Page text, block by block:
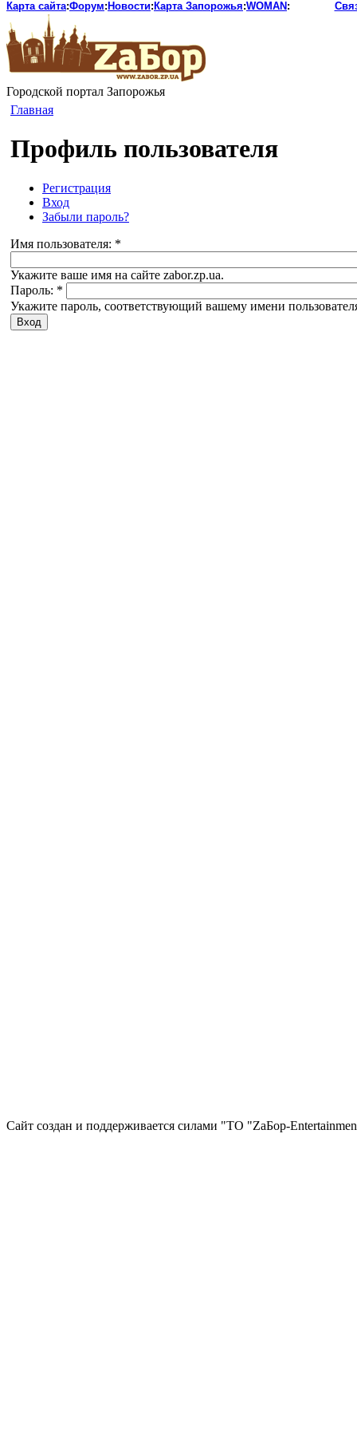
Карта сайта:Форум: Новости: Карта Запорожья:WOMAN :
Городской портал Запорожья
Главная
Профиль пользователя
Регистрация
Вход
Забыли пароль?
Имя пользователя: *
Укажите ваше имя на сайте zabor.zp.ua.
Пароль: *
Укажите пароль, соответствующий вашему имени
Сайт создан и поддерживается силами "ТО "ZаБор-